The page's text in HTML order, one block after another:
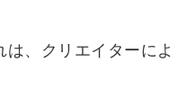
、クリエイターによ